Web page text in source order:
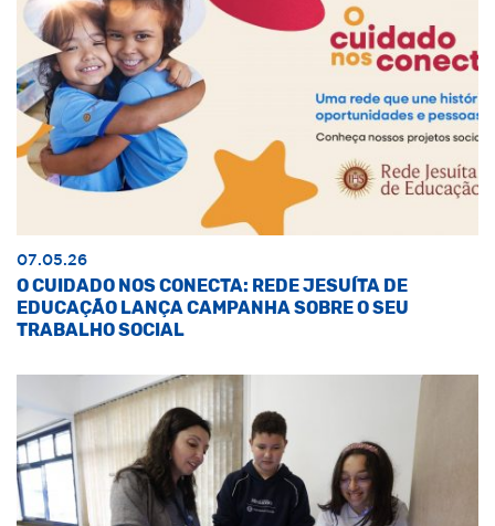
07.05.26
O CUIDADO NOS CONECTA: REDE JESUÍTA DE
EDUCAÇÃO LANÇA CAMPANHA SOBRE O SEU
TRABALHO SOCIAL